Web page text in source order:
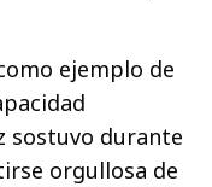
ejemplo de
sostuvo durante
orgullosa de